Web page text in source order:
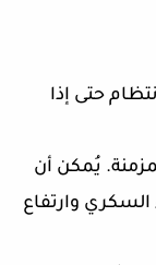
حتى إذا
يُمكن أن
وارتفاع